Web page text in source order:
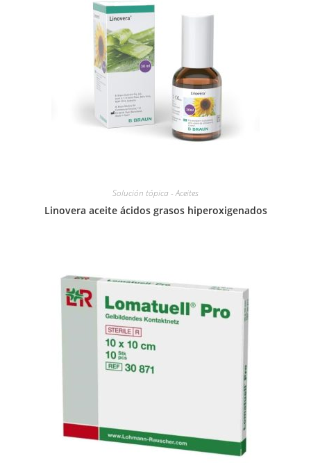
Solución tópica - Aceites
Linovera aceite ácidos grasos hiperoxigenados